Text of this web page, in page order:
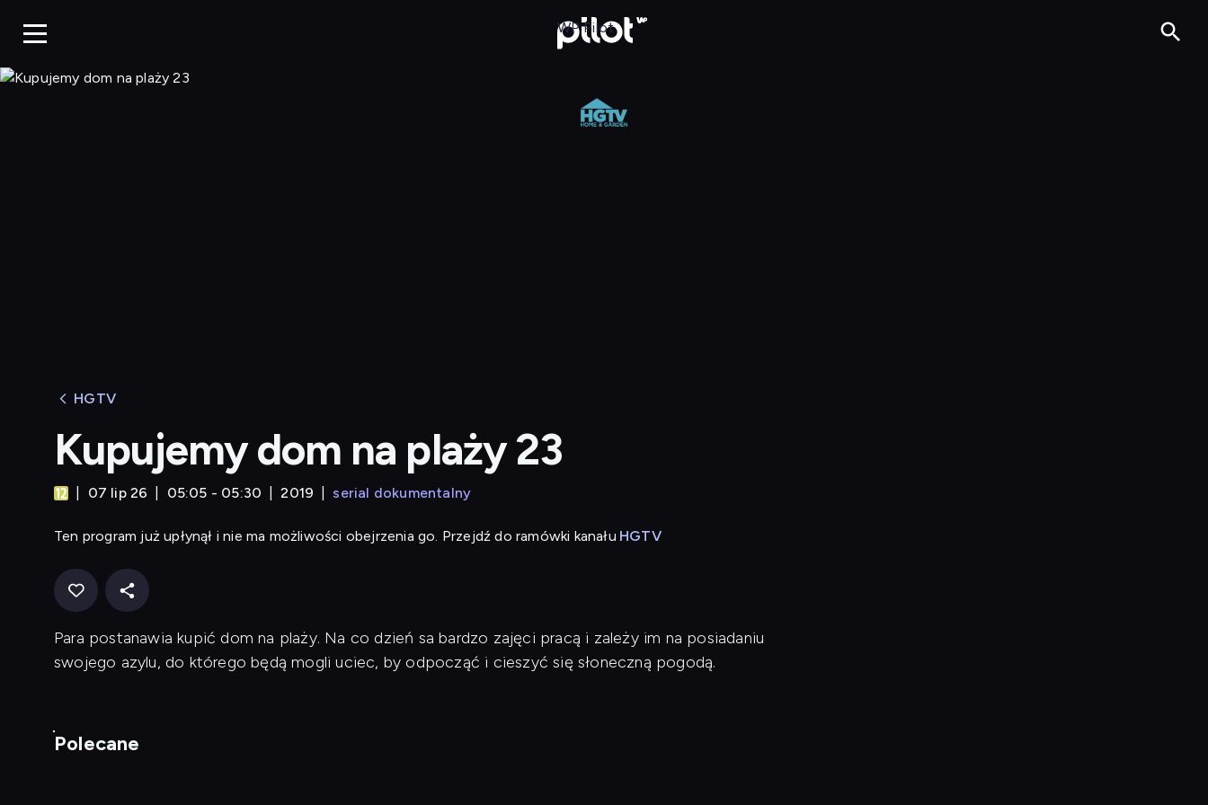
WP Pilot
HGTV
Kupujemy dom na plaży 23
07 lip 26 05:05 - 05:30 2019 serial dokumentalny
Ten program już upłynął i nie ma możliwości obejrzenia go. Przejdź do ramówki kanału HGTV
Para postanawia kupić dom na plaży. Na co dzień sa bardzo zajęci pracą i zależy im na posiadaniu
swojego azylu, do którego będą mogli uciec, by odpocząć i cieszyć się słoneczną pogodą.
Polecane